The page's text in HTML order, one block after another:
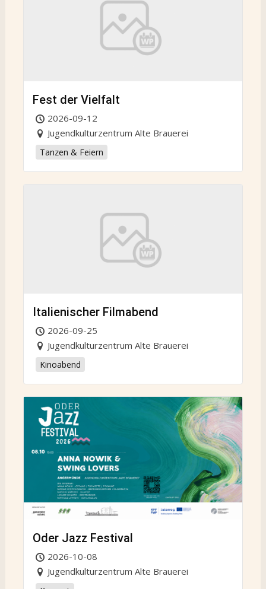
Fest der Vielfalt
2026-09-12
Jugendkulturzentrum Alte Brauerei
Tanzen & Feiern
Italienischer Filmabend
2026-09-25
Jugendkulturzentrum Alte Brauerei
Kinoabend
Oder Jazz Festival
2026-10-08
Jugendkulturzentrum Alte Brauerei